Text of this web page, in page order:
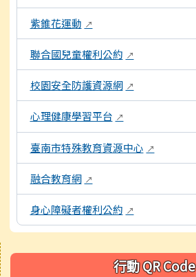
紫錐花運動 ↗
聯合國兒童權利公約 ↗
校園安全防護資源網 ↗
心理健康學習平台 ↗
臺南市特殊教育資源中心 ↗
融合教育網 ↗
身心障礙者權利公約 ↗
右邊區域內容 行動 QR Code